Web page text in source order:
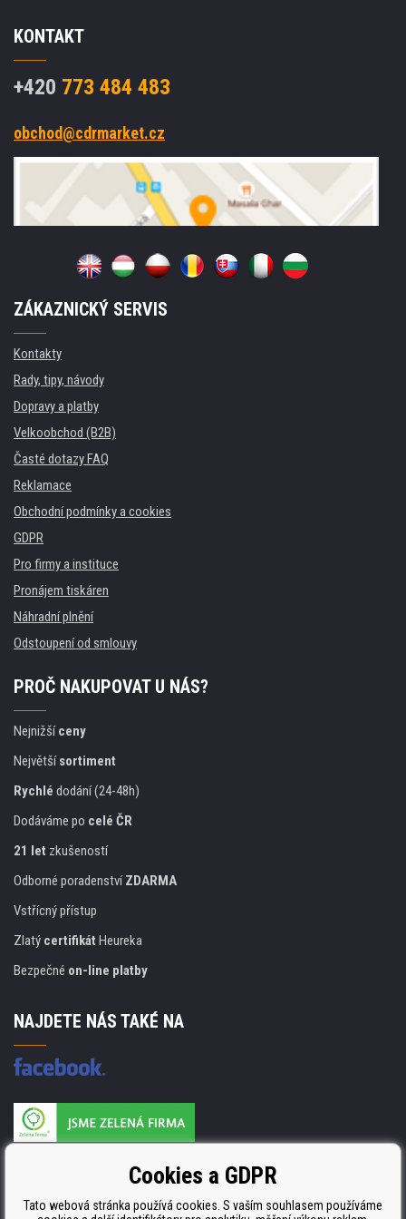
KONTAKT
+420 773 484 483
obchod@cdrmarket.cz
ZÁKAZNICKÝ SERVIS
Kontakty
Rady, tipy, návody
Dopravy a platby
Velkoobchod (B2B)
Časté dotazy FAQ
Reklamace
Obchodní podmínky a cookies
GDPR
Pro firmy a instituce
Pronájem tiskáren
Náhradní plnění
Odstoupení od smlouvy
PROČ NAKUPOVAT U NÁS?
Nejnižšíceny
Největšísortiment
Rychlé dodání (24-48h)
Dodáváme po celé ČR
21 let zkušeností
Odborné poradenstvíZDARMA
Vstřícný přístup
Zlatý certifikát Heureka
Bezpečné on-line platby
NAJDETE NÁS TAKÉ NA
ISO 9001. ISO 14001 a STMC.Cookies a GDPR
Tato webová stránka používá cookies. S vaším souhlasem používáme